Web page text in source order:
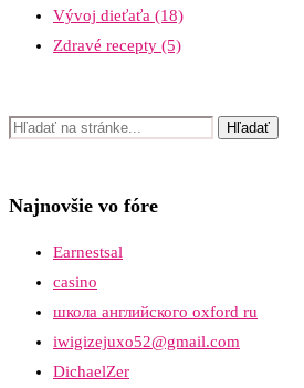
Vývoj dieťaťa (18)
Zdravé recepty (5)
Najnovšie vo fóre
Earnestsal
casino
школа английского oxford ru
iwigizejuxo52@gmail.com
DichaelZer